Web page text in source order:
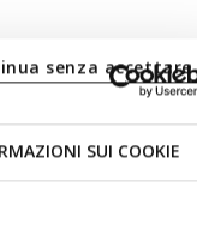
SUI COOKIE
senza accettare